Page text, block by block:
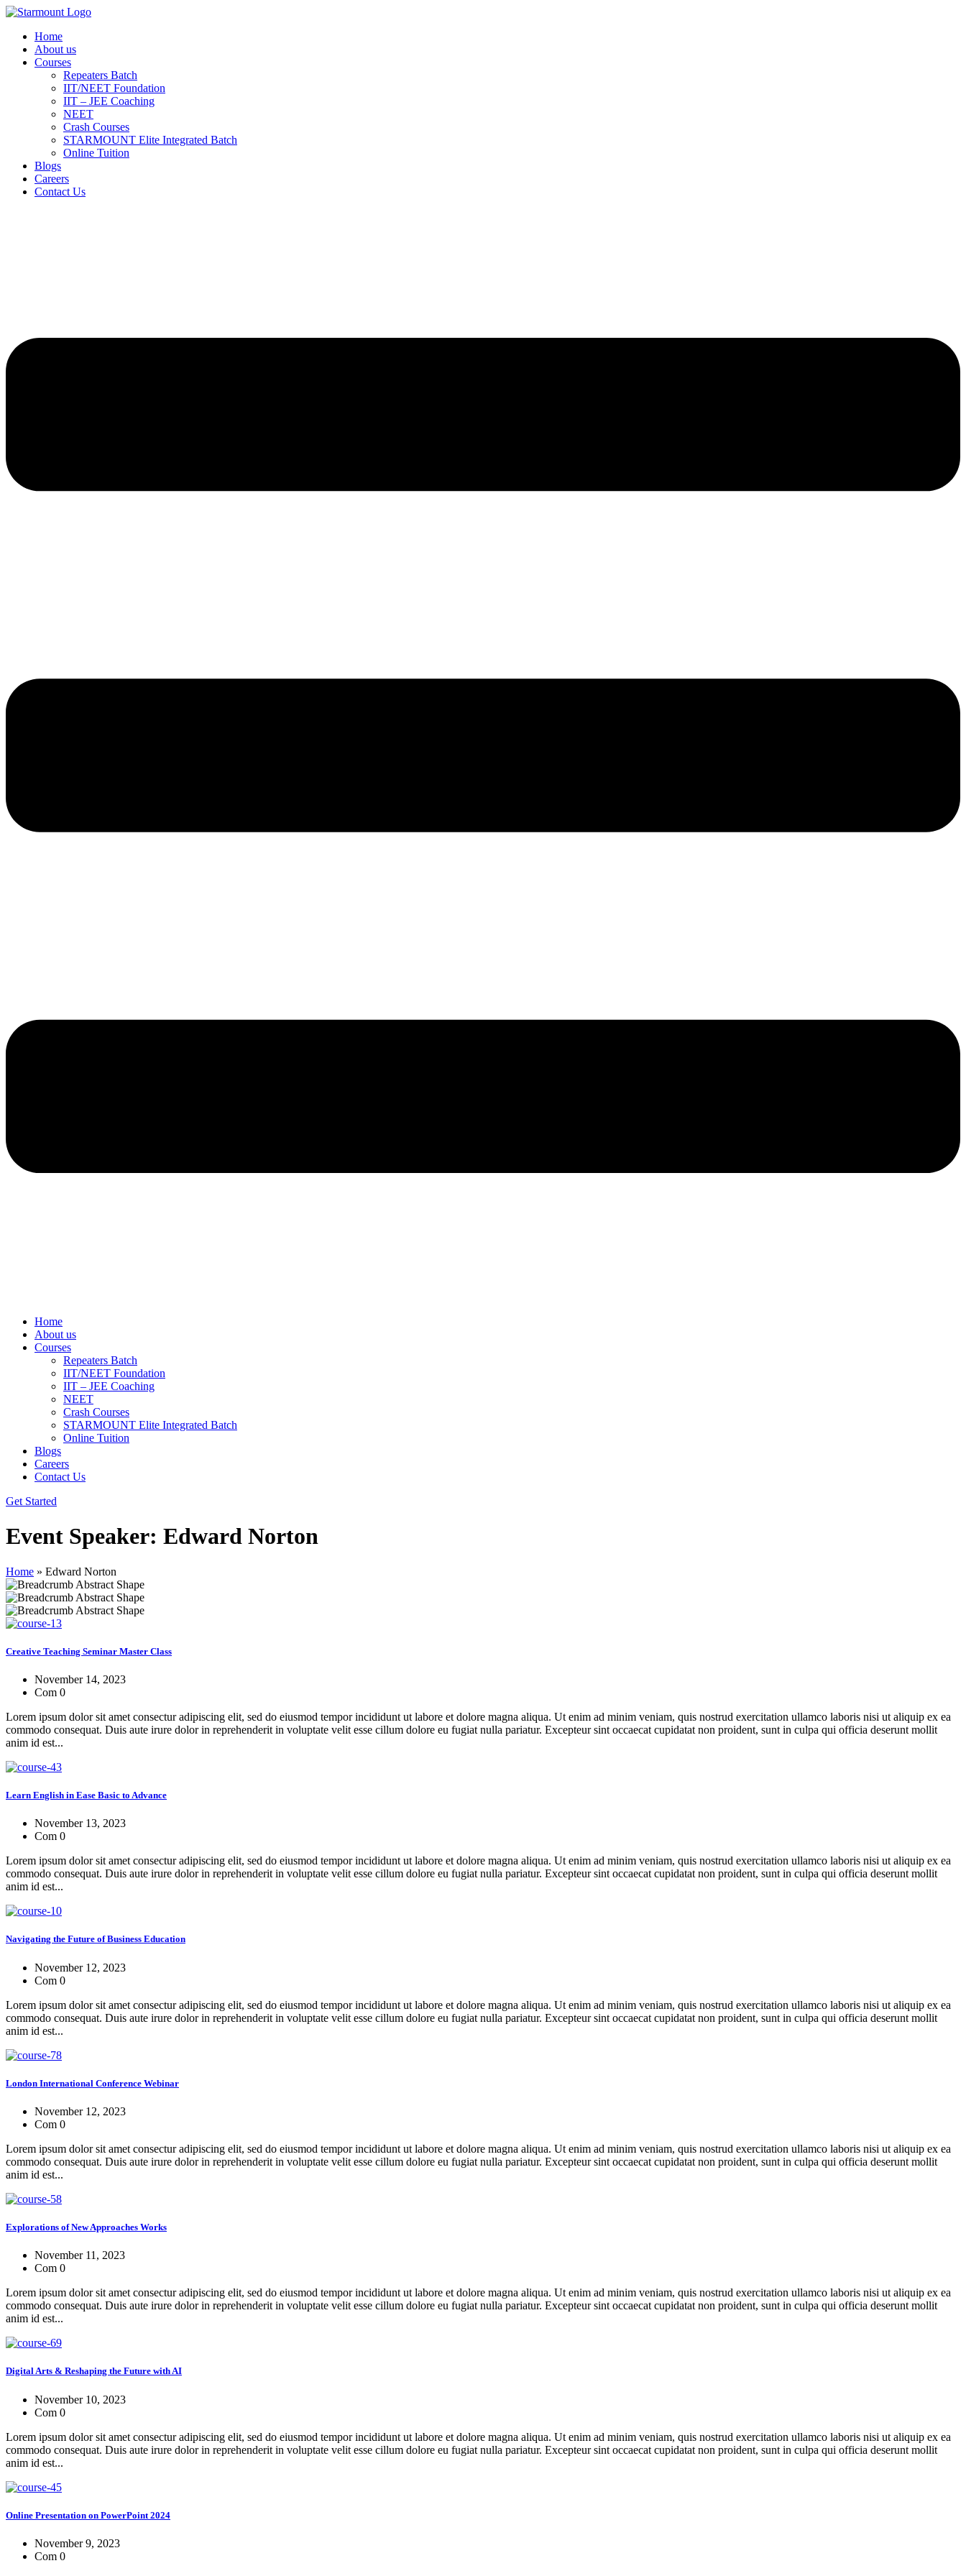
Skip
contentHome
About us
Courses
Repeaters Batch
IIT/NEET Foundation
IIT – JEE Coaching
NEET
Crash Courses
STARMOUNT Elite Integrated Batch
Online Tuition
Blogs
Careers
Contact Us
Home
About us
Courses
Repeaters Batch
IIT/NEET Foundation
IIT – JEE Coaching
NEET
Crash Courses
STARMOUNT Elite Integrated Batch
Online Tuition
Blogs
Careers
Contact Us
Get Started
Event Speaker: Edward Norton
Home » Edward Norton
Creative Teaching Seminar Master Class
November 14, 2023
Com 0
Lorem ipsum dolor sit amet consectur adipiscing elit, sed do eiusmod tempor incididunt ut labore et dolore magna aliqua. Ut enim ad minim veniam, quis nostrud exercitation ullamco laboris nisi ut aliquip ex ea
commodo consequat. Duis aute irure dolor in reprehenderit in voluptate velit esse cillum dolore eu fugiat nulla pariatur. Excepteur sint occaecat cupidatat non proident, sunt in culpa qui officia deserunt mollit
anim id est...
Learn English in Ease Basic to Advance
November 13, 2023
Com 0
Lorem ipsum dolor sit amet consectur adipiscing elit, sed do eiusmod tempor incididunt ut labore et dolore magna aliqua. Ut enim ad minim veniam, quis nostrud exercitation ullamco laboris nisi ut aliquip ex ea
commodo consequat. Duis aute irure dolor in reprehenderit in voluptate velit esse cillum dolore eu fugiat nulla pariatur. Excepteur sint occaecat cupidatat non proident, sunt in culpa qui officia deserunt mollit
anim id est...
Navigating the Future of Business Education
November 12, 2023
Com 0
Lorem ipsum dolor sit amet consectur adipiscing elit, sed do eiusmod tempor incididunt ut labore et dolore magna aliqua. Ut enim ad minim veniam, quis nostrud exercitation ullamco laboris nisi ut aliquip ex ea
commodo consequat. Duis aute irure dolor in reprehenderit in voluptate velit esse cillum dolore eu fugiat nulla pariatur. Excepteur sint occaecat cupidatat non proident, sunt in culpa qui officia deserunt mollit
anim id est...
London International Conference Webinar
November 12, 2023
Com 0
Lorem ipsum dolor sit amet consectur adipiscing elit, sed do eiusmod tempor incididunt ut labore et dolore magna aliqua. Ut enim ad minim veniam, quis nostrud exercitation ullamco laboris nisi ut aliquip ex ea
commodo consequat. Duis aute irure dolor in reprehenderit in voluptate velit esse cillum dolore eu fugiat nulla pariatur. Excepteur sint occaecat cupidatat non proident, sunt in culpa qui officia deserunt mollit
anim id est...
Explorations of New Approaches Works
November 11, 2023
Com 0
Lorem ipsum dolor sit amet consectur adipiscing elit, sed do eiusmod tempor incididunt ut labore et dolore magna aliqua. Ut enim ad minim veniam, quis nostrud exercitation ullamco laboris nisi ut aliquip ex ea
commodo consequat. Duis aute irure dolor in reprehenderit in voluptate velit esse cillum dolore eu fugiat nulla pariatur. Excepteur sint occaecat cupidatat non proident, sunt in culpa qui officia deserunt mollit
anim id est...
Digital Arts & Reshaping the Future with AI
November 10, 2023
Com 0
Lorem ipsum dolor sit amet consectur adipiscing elit, sed do eiusmod tempor incididunt ut labore et dolore magna aliqua. Ut enim ad minim veniam, quis nostrud exercitation ullamco laboris nisi ut aliquip ex ea
commodo consequat. Duis aute irure dolor in reprehenderit in voluptate velit esse cillum dolore eu fugiat nulla pariatur. Excepteur sint occaecat cupidatat non proident, sunt in culpa qui officia deserunt mollit
anim id est...
Online Presentation on PowerPoint 2024
November 9, 2023
Com 0